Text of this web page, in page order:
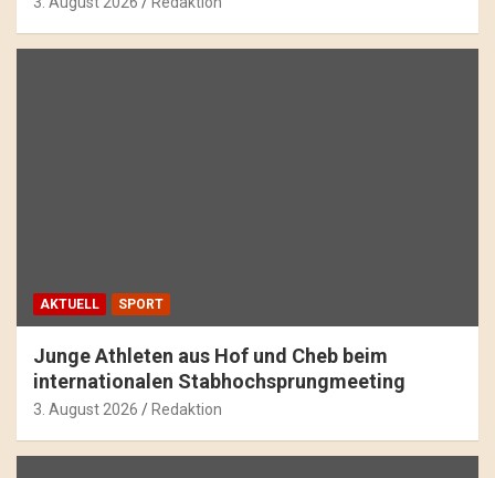
AKTUELL SPORT
Junge Athleten aus Hof und Cheb beim
internationalen Stabhochsprungmeeting
3. August 2026 Redaktion